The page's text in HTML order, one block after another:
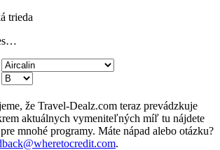
trieda
že Travel-Dealz.com teraz prevádzkuje
aktuálnych vymeniteľných míľ tu nájdete
mnohé programy. Máte nápad alebo otázku?
.